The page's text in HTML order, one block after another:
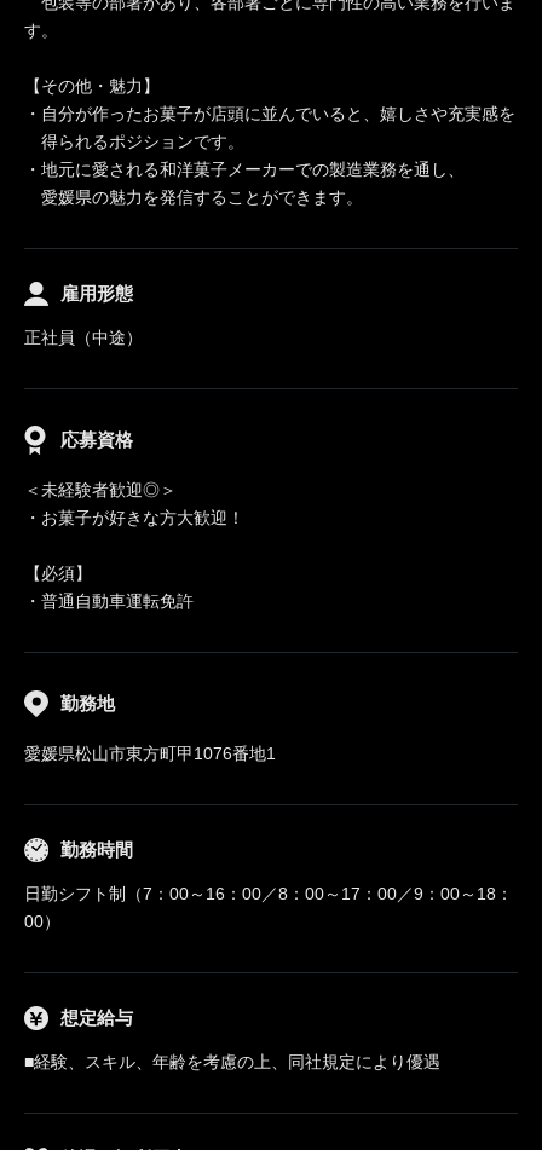
す。
【その他・魅力】
・自分が作ったお菓子が店頭に並んでいると、嬉しさや充実感を
得られるポジションです。
・地元に愛される和洋菓子メーカーでの製造業務を通し、
愛媛県の魅力を発信することができます。
雇用形態
正社員（中途）
応募資格
＜未経験者歓迎◎＞
・お菓子が好きな方大歓迎！
【必須】
・普通自動車運転免許
勤務地
愛媛県松山市東方町甲1076番地1
勤務時間
日勤シフト制（7：00～16：00／8：00～17：00／9：00～18：
00）
想定給与
■経験、スキル、年齢を考慮の上、同社規定により優遇